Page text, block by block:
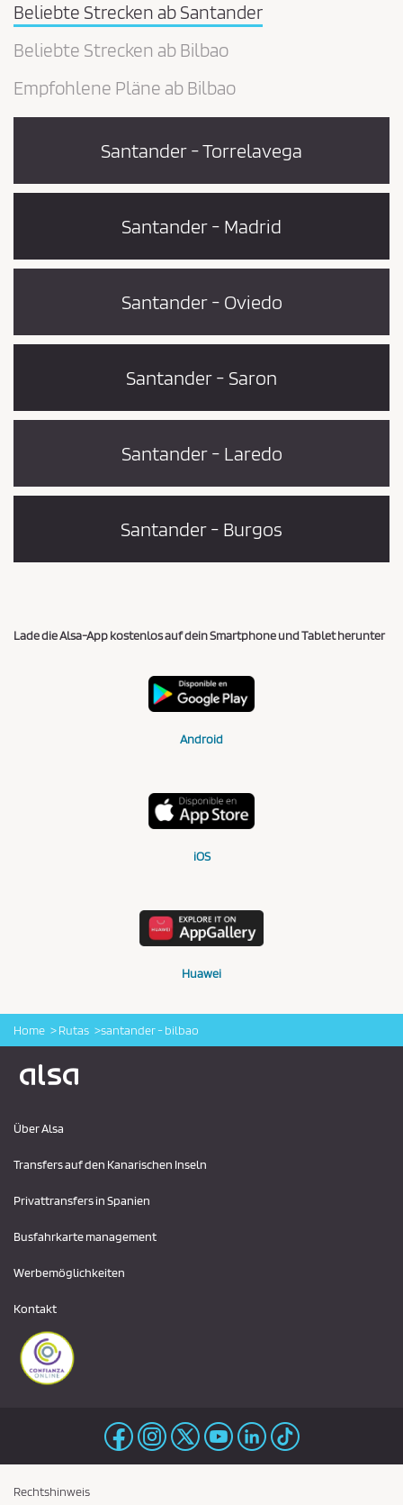
Beliebte Strecken ab Santander
Beliebte Strecken ab Bilbao
Empfohlene Pläne ab Bilbao
Santander - Torrelavega
Santander - Madrid
Santander - Oviedo
Santander - Saron
Santander - Laredo
Santander - Burgos
Lade die Alsa-App kostenlos auf dein Smartphone und Tablet herunter
Android
iOS
Huawei
Home Rutas santander - bilbao
Über Alsa
Transfers auf den Kanarischen Inseln
Privattransfers in Spanien
Busfahrkarte management
Werbemöglichkeiten
Kontakt
Logo Alsa
Rechtshinweis